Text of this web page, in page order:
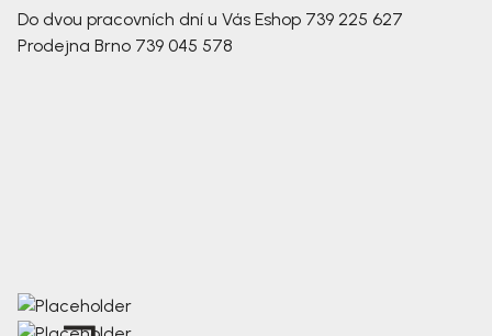
Do dvou pracovních dní u Vás Eshop 739 225 627
Prodejna Brno 739 045 578